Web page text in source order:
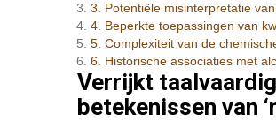
3. Potentiële misinterpretatie
4. Beperkte toepassingen van
5. Complexiteit van de
6. Historische associaties met
Verrijkt
betekenissen van